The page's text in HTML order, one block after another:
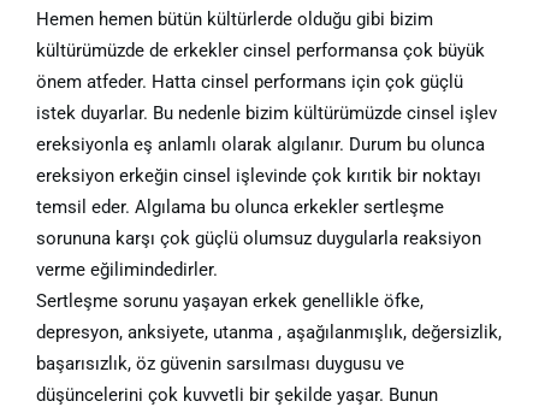
Hemen hemen bütün kültürlerde olduğu gibi bizim
kültürümüzde de erkekler cinsel performansa çok büyük
önem atfeder. Hatta cinsel performans için çok güçlü
istek duyarlar. Bu nedenle bizim kültürümüzde cinsel işlev
ereksiyonla eş anlamlı olarak algılanır. Durum bu olunca
ereksiyon erkeğin cinsel işlevinde çok kırıtik bir noktayı
temsil eder. Algılama bu olunca erkekler sertleşme
sorununa karşı çok güçlü olumsuz duygularla reaksiyon
verme eğilimindedirler.
Sertleşme sorunu yaşayan erkek genellikle öfke,
depresyon, anksiyete, utanma , aşağılanmışlık, değersizlik,
başarısızlık, öz güvenin sarsılması duygusu ve
düşüncelerini çok kuvvetli bir şekilde yaşar. Bunun